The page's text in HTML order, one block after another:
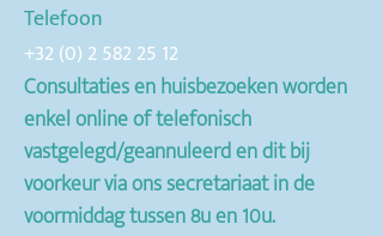
Telefoon
+32 (0) 2 582 25 12
Consultaties en huisbezoeken worden
enkel online of telefonisch
vastgelegd/geannuleerd en dit bij
voorkeur via ons secretariaat in de
voormiddag tussen 8u en 10u.